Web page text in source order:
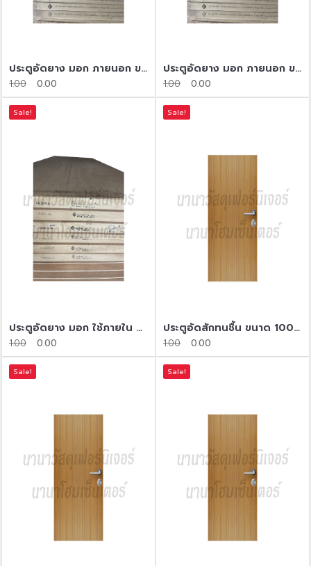
ประตูอัดยาง มอก ภายนอก​ ขนาด 100*200
1.00 0.00
ประตูอัดยาง มอก ภายนอก​ ขนาด 90*200
1.00 0.00
Sale!
ประตูอัดยาง มอก ใช้ภายใน​ ขนาด 80*200
1.00 0.00
Sale!
ประตูอัดสักทนชื้น​ ขนาด 100*200
1.00 0.00
Sale! Sale!